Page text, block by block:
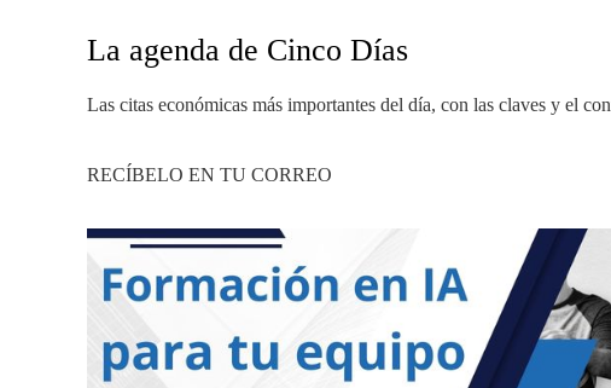
La agenda de Cinco Días
Las citas económicas más importantes del día, con las claves y el
RECÍBELO EN TU CORREO